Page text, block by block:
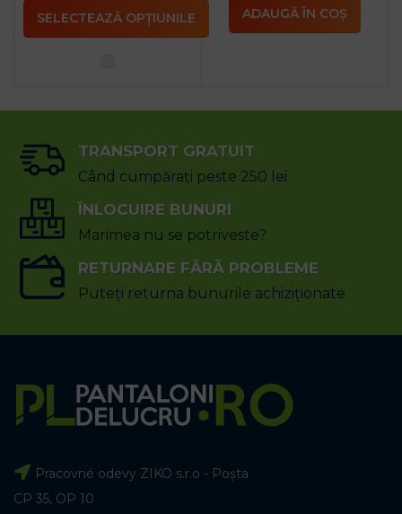
SELECTEAZĂ OPȚIUNILE ADAUGĂ ÎN COȘ
TRANSPORT GRATUIT
Când cumpărați peste 250 lei
ÎNLOCUIRE BUNURI
Marimea nu se potriveste?
RETURNARE FĂRĂ PROBLEME
Puteți returna bunurile achiziționate
Pracovné odevy ZIKO s.r.o - Poșta
CP 35, OP 10